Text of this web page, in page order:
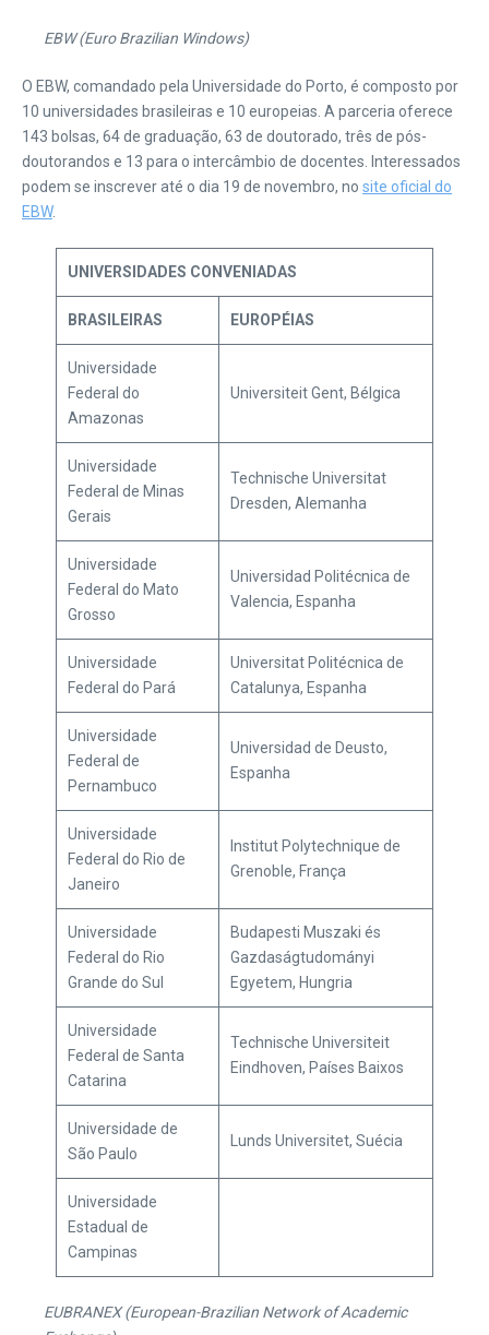
EBW (Euro Brazilian Windows)
O EBW, comandado pela Universidade do Porto, é composto por
10 universidades brasileiras e 10 europeias. A parceria oferece
143 bolsas, 64 de graduação, 63 de doutorado, três de pós-
doutorandos e 13 para o intercâmbio de docentes. Interessados
podem se inscrever até o dia 19 de novembro, no site oficial do
EBW.
UNIVERSIDADES CONVENIADAS
BRASILEIRAS EUROPÉIAS
Universidade
Federal do
Amazonas
Universiteit Gent, Bélgica
Universidade
Federal de Minas
Gerais
Technische Universitat
Dresden, Alemanha
Universidade
Federal do Mato
Grosso
Universidad Politécnica de
Valencia, Espanha
Universidade
Federal do Pará
Universitat Politécnica de
Catalunya, Espanha
Universidade
Federal de
Pernambuco
Universidad de Deusto,
Espanha
Universidade
Federal do Rio de
Janeiro
Institut Polytechnique de
Grenoble, França
Universidade
Federal do Rio
Grande do Sul
Budapesti Muszaki és
Gazdaságtudományi
Egyetem, Hungria
Universidade
Federal de Santa
Catarina
Technische Universiteit
Eindhoven, Países Baixos
Universidade de
São Paulo
Lunds Universitet, Suécia
Universidade
Estadual de
Campinas
EUBRANEX (European-Brazilian Network of Academic